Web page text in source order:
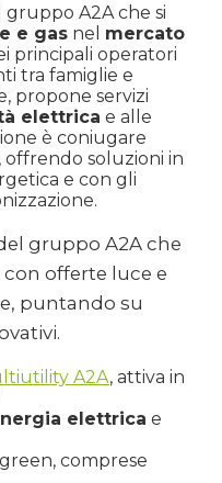
gruppo A2A che si
e gas nel mercato
principali operatori
tra famiglie e
propone servizi
elettrica e alle
è coniugare
offrendo soluzioni in
e con gli
gruppo A2A che
con offerte luce e
puntando su
A2A, attiva in
elettrica e
comprese